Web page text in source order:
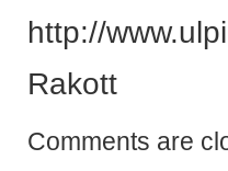
http://
Rakott
Comments are